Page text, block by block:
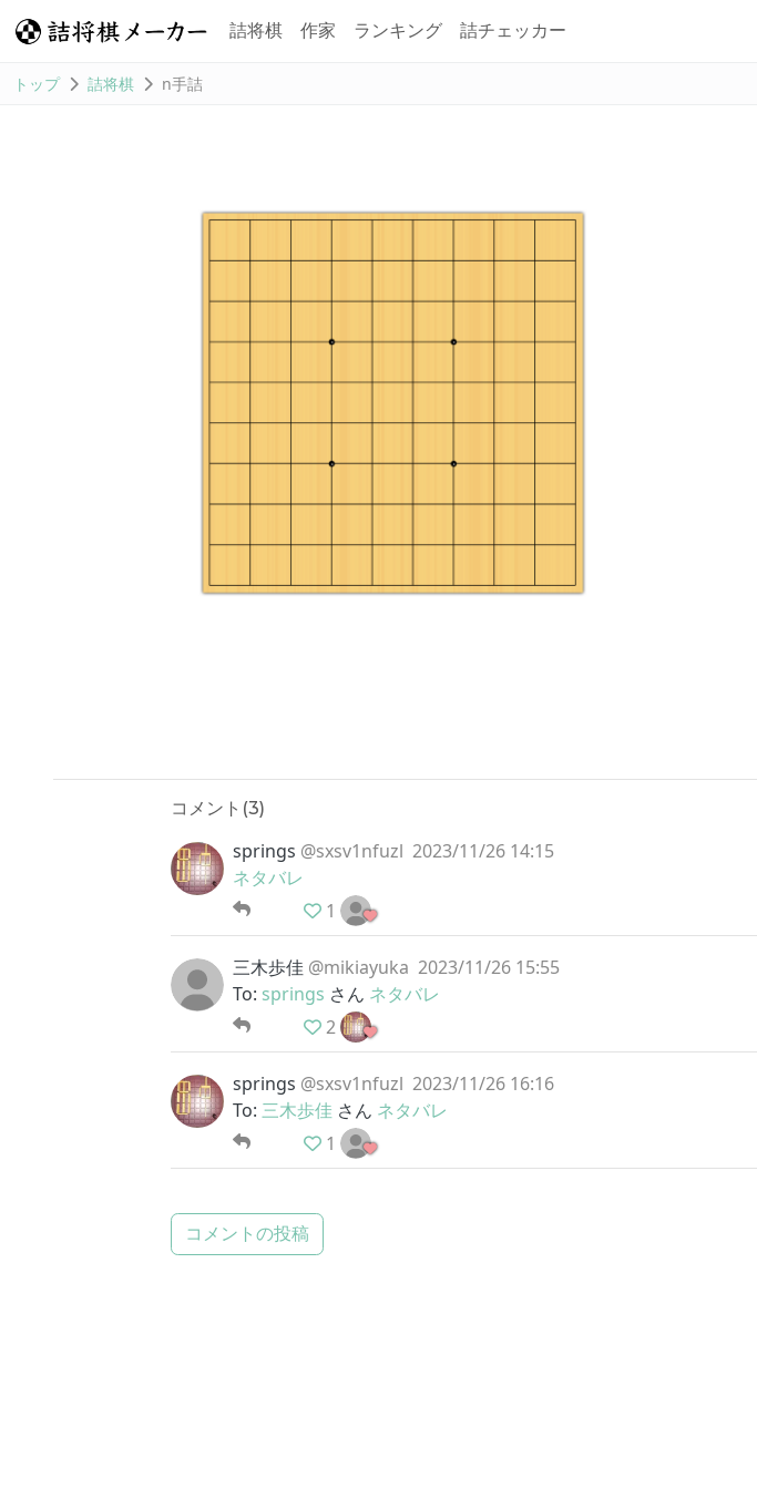
詰将棋 作家 ランキング 詰チェッカー
トップ 詰将棋 n手詰
コメント(3)
springs @sxsv1nfuzl 2023/11/26 14:15
ネタバレ
1
三木歩佳 @mikiayuka 2023/11/26 15:55
To: springs さん ネタバレ
2
springs @sxsv1nfuzl 2023/11/26 16:16
To: 三木歩佳 さん ネタバレ
1
コメントの投稿